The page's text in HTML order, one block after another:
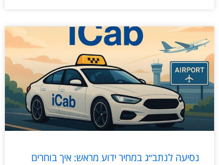
נסיעה לנתב״ג במחיר ידוע מראש: איך בוחרים